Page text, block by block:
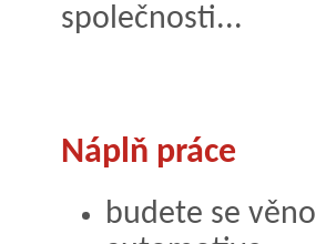
společnosti...
Náplň práce
budete se